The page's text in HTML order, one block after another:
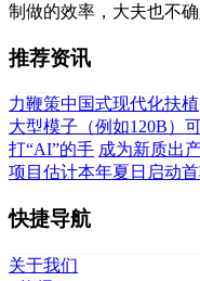
制做的效率，大夫也不
推荐资讯
力鞭策中国式现代化扶植
大型模子（例如120B）
打“AI”的手 成为新质出
项目估计本年夏日启动
快捷导航
关于我们